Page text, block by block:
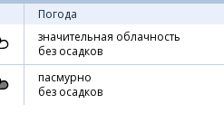
Погода
значительная облачность
без осадков
пасмурно
без осадков